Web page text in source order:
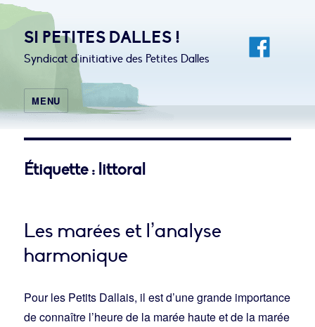
SI PETITES DALLES !
Syndicat d'initiative des Petites Dalles
MENU
Étiquette : littoral
Les marées et l’analyse
harmonique
Pour les Petits Dallais, il est d’une grande importance
de connaître l’heure de la marée haute et de la marée